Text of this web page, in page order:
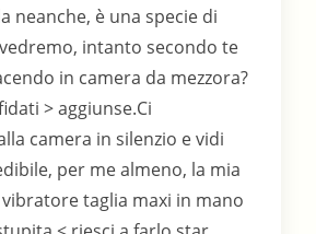
neanche, è una specie di
intanto secondo te
in camera da mezzora?
> aggiunse.Ci
camera in silenzio e vidi
per me almeno, la mia
taglia maxi in mano